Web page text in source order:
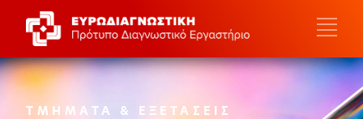
ΤΜΗΜΑΤΑ & ΕΞΕΤΑΣΕΙΣ